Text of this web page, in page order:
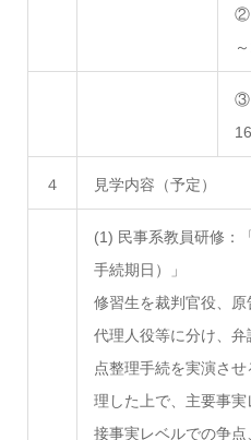
②
４ 見学内容（予定）
(1) 民事系教員研修：
手続期日）」
修習生を裁判官役、
代理人役等に分け、
点整理手続を実演さ
理した上で、主要事
接事実レベルでの争